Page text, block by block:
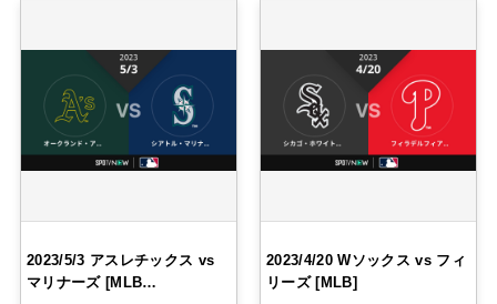
2023/5/3 アスレチックス vs
マリナーズ [MLB…
2023/4/20 Wソックス vs フィ
リーズ [MLB]